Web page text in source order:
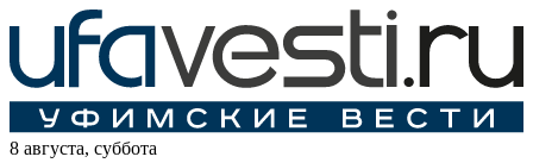
8 августа, суббота